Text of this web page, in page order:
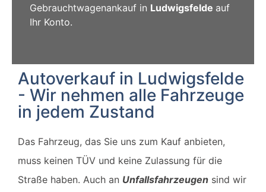
Gebrauchtwagenankauf in Ludwigsfelde auf
Ihr Konto.
Autoverkauf in Ludwigsfelde
- Wir nehmen alle Fahrzeuge
in jedem Zustand
Das Fahrzeug, das Sie uns zum Kauf anbieten,
muss keinen TÜV und keine Zulassung für die
Straße haben. Auch an Unfallsfahrzeugen sind wir